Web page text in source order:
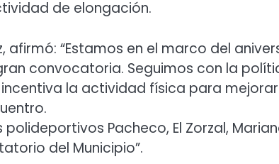
de elongación.
“Estamos en el marco del
convocatoria. Seguimos con la
la actividad física para
Pacheco, El Zorzal,
del Municipio”.